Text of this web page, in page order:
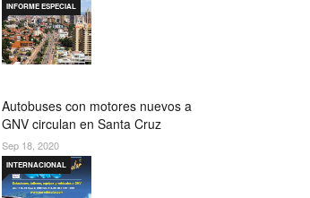
Autobuses con motores nuevos a
GNV circulan en Santa Cruz
INFORME ESPECIAL
Sep 18, 2020
INTERNACIONAL